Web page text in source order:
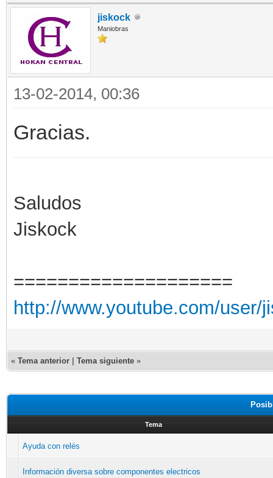
jiskock
Maniobras
13-02-2014, 00:36
Gracias.
Saludos
Jiskock
====================
http://www.youtube.com/user/
« Tema anterior | Tema siguiente »
Tema
Ayuda con relés
Información diversa sobre componentes electricos